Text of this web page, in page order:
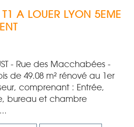
A LOUER LYON 5EME
- Rue des Macchabées -
de 49.08 m² rénové au 1er
comprenant : Entrée,
bureau et chambre